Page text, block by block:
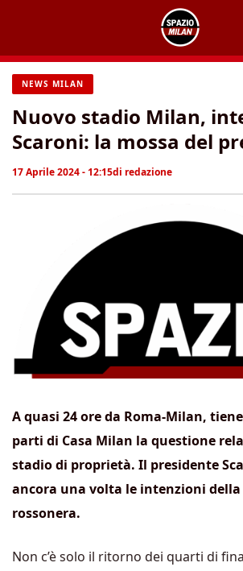
contenuto
NEWS MILAN
Nuovo stadio Milan,
Scaroni: la mossa del
17 Aprile 2024 - 12:15di redazione
A quasi 24 ore da Roma-Milan,
parti di Casa Milan la questione
stadio di proprietà. Il presidente
ancora una volta le intenzioni della
rossonera.
Non c’è solo il ritorno dei quarti di